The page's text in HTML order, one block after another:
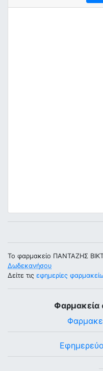
Το φαρμακείο ΠΑΝΤΑΖΗΣ
Δωδεκανήσου
Δείτε τις εφημερίες
Φαρμακεία